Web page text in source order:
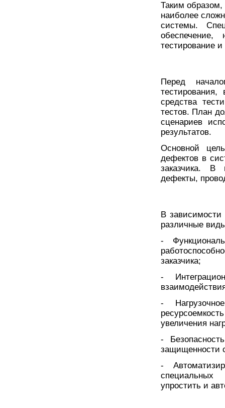
Таким образом,
наиболее
системы.
тестирование
Перед
средства
тестов. План
сценариев
результатов.
Основной
дефектов в
заказчика. В
дефекты,
В зависимости
различные
-
заказчика;
-
-
увеличения
-
защищенности
-
специальных
упростить и